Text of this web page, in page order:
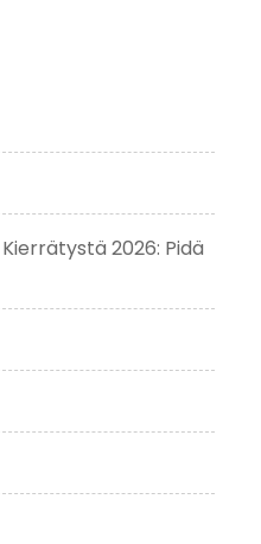
2026: Pidä